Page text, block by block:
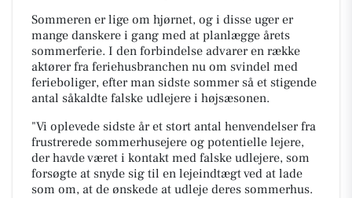
Sommeren er lige om hjørnet, og i disse uger er
mange danskere i gang med at planlægge årets
sommerferie. I den forbindelse advarer en række
aktører fra feriehusbranchen nu om svindel med
ferieboliger, efter man sidste sommer så et stigende
antal såkaldte falske udlejere i højsæsonen.
"Vi oplevede sidste år et stort antal henvendelser fra
frustrerede sommerhusejere og potentielle lejere,
der havde været i kontakt med falske udlejere, som
forsøgte at snyde sig til en lejeindtægt ved at lade
som om, at de ønskede at udleje deres sommerhus.